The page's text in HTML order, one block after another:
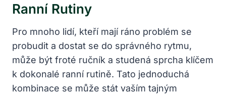
Ranní Rutiny
Pro mnoho lidí, kteří mají ráno problém se
probudit a dostat se do správného rytmu,
může být froté ručník a studená sprcha klíčem
k dokonalé ranní rutině. Tato jednoduchá
kombinace se může stát vaším tajným